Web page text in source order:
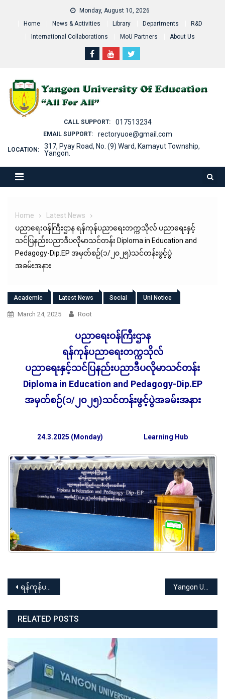
Monday, August 10, 2026
Home
News & Activities Library Departments
R&D
International Collaborations
MoU Partners About Us
CALL SUPPORT: 017513234
EMAIL SUPPORT: rectoryuoe@gmail.com
LOCATION:
317, Pyay Road, No. (9) Ward, Kamayut Township,
Yangon.
Home
Latest News
ပညာရေးဝန်ကြီးဌာန ရန်ကုန်ပညာရေးတက္ကသိုလ် ပညာရေးနှင့်
သင်ပြနည်းပညာဒီပလိုမာသင်တန်း Diploma in Education and
Pedagogy-Dip.EP အမှတ်စဉ်(၁/၂၀၂၅)သင်တန်းဖွင့်ပွဲ
အခမ်းအနား
Academic Latest News Social Uni Notice
March 24, 2025 Root
ပညာရေးဝန်ကြီးဌာန
ရန်ကုန်ပညာရေးတက္ကသိုလ်
ပညာရေးနှင့်သင်ပြနည်းပညာဒီပလိုမာသင်တန်း
Diploma in Education and Pedagogy-Dip.EP
အမှတ်စဉ်(၁/၂၀၂၅)သင်တန်းဖွင့်ပွဲအခမ်းအနား
24.3.2025 (Monday) Learning Hub
Post
navigation
ရန်ကုန်ပညာရေးတက္ကသိုလ် International Women’s Day 2025 “For All women and girls: Rights. Equality. Empowerment.” “တန်းတူအခွင့်အရေးရရှိဖို့ အမျိုးသမီးများစွမ်းရည်မြှင့်တင်စို့”
RELATED POSTS